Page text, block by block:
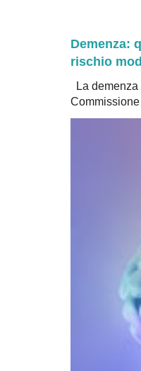
Demenza:
rischio
La